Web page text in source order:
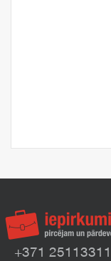
+371 25113311